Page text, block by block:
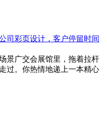
司彩页设计，客户停留时间
景广交会展馆里，拖着拉杆
过。你热情地递上一本精心